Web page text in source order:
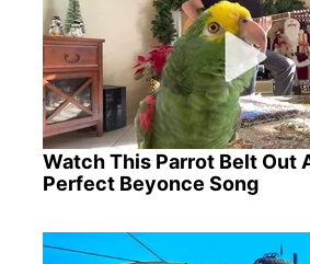
Watch This Parrot Belt Out
Perfect Beyonce Song